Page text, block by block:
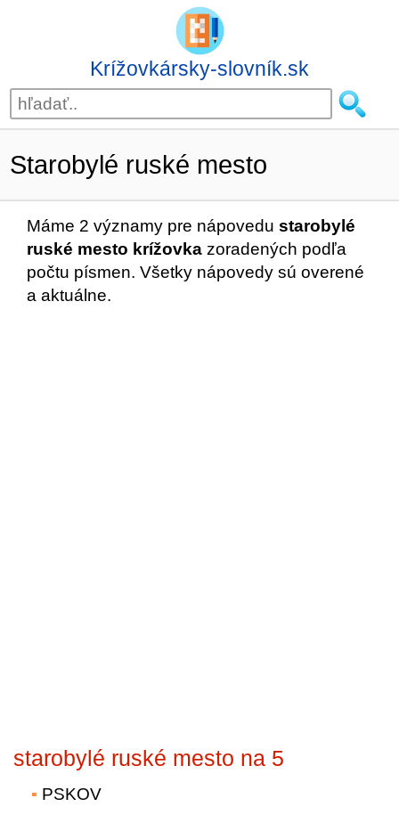
Krížovkársky-slovník.sk
Starobylé ruské mesto
Máme 2 významy pre nápovedu starobylé
ruské mesto krížovka zoradených podľa
počtu písmen. Všetky nápovedy sú overené
a aktuálne.
starobylé ruské mesto na 5
PSKOV